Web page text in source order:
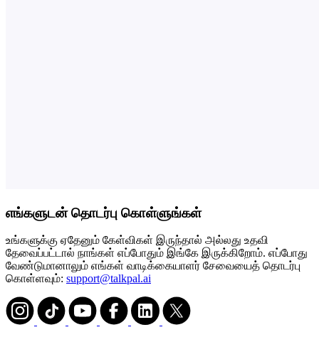
எங்களுடன் தொடர்பு கொள்ளுங்கள்
உங்களுக்கு ஏதேனும் கேள்விகள் இருந்தால் அல்லது உதவி
தேவைப்பட்டால் நாங்கள் எப்போதும் இங்கே இருக்கிறோம். எப்போது
வேண்டுமானாலும் எங்கள் வாடிக்கையாளர் சேவையைத் தொடர்பு
கொள்ளவும்: support@talkpal.ai